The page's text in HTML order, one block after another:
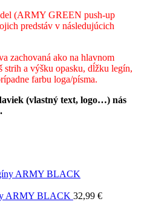
(ARMY GREEN push-up
predstáv v následujúcich
zachovaná ako na hlavnom
strih a výšku opasku, dĺžku legín,
farbu loga/písma.
(vlastný text, logo…) nás
ARMY BLACK 32,99 €